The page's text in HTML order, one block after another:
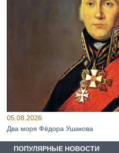
05.08.2026
Два моря Фёдора Ушакова
ПОПУЛЯРНЫЕ НОВОСТИ